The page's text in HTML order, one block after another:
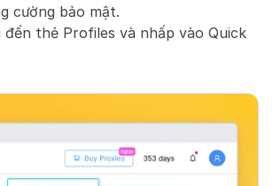
cường bảo mật.
thẻ Profiles và nhấp vào Quick